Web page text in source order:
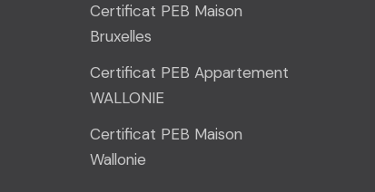
Certificat PEB Maison
Bruxelles
Certificat PEB Appartement
WALLONIE
Certificat PEB Maison
Wallonie